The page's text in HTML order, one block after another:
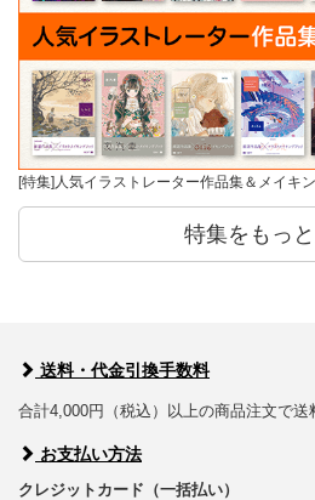
[特集]人気イラストレーター作品集＆メイキ
特集をもっ
送料・代金引換手数料
合計4,000円（税込）以上の商品注文で送
お支払い方法
クレジットカード（一括払い）